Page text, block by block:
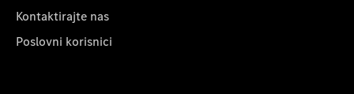
Kontaktirajte nas
Poslovni korisnici